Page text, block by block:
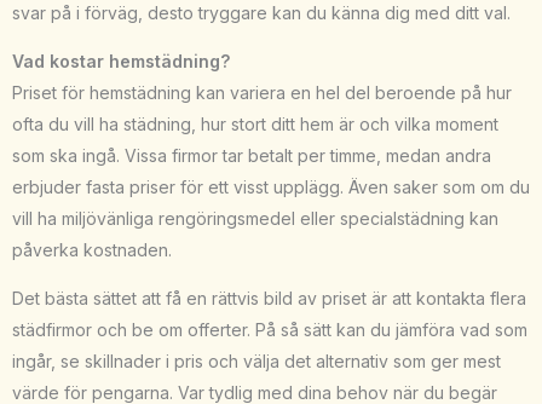
svar på i förväg, desto tryggare kan du känna dig med ditt val.
Vad kostar hemstädning?
Priset för hemstädning kan variera en hel del beroende på hur
ofta du vill ha städning, hur stort ditt hem är och vilka moment
som ska ingå. Vissa firmor tar betalt per timme, medan andra
erbjuder fasta priser för ett visst upplägg. Även saker som om du
vill ha miljövänliga rengöringsmedel eller specialstädning kan
påverka kostnaden.
Det bästa sättet att få en rättvis bild av priset är att kontakta flera
städfirmor och be om offerter. På så sätt kan du jämföra vad som
ingår, se skillnader i pris och välja det alternativ som ger mest
värde för pengarna. Var tydlig med dina behov när du begär